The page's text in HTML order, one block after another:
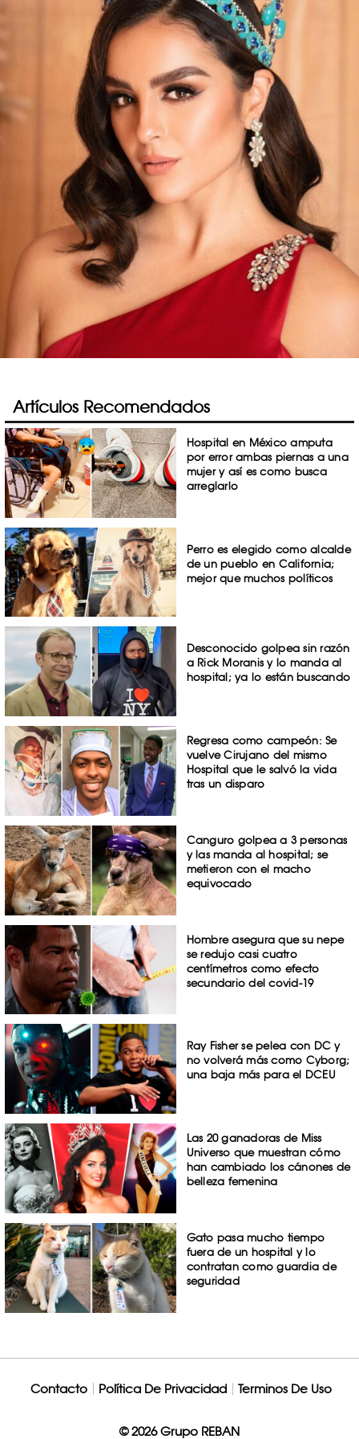
Artículos Recomendados
Hospital en México amputa
por error ambas piernas a una
mujer y así es como busca
arreglarlo
Perro es elegido como alcalde
de un pueblo en California;
mejor que muchos políticos
Desconocido golpea sin razón
a Rick Moranis y lo manda al
hospital; ya lo están buscando
Regresa como campeón: Se
vuelve Cirujano del mismo
Hospital que le salvó la vida
tras un disparo
Canguro golpea a 3 personas
y las manda al hospital; se
metieron con el macho
equivocado
Hombre asegura que su nepe
se redujo casi cuatro
centímetros como efecto
secundario del covid-19
Ray Fisher se pelea con DC y
no volverá más como Cyborg;
una baja más para el DCEU
Las 20 ganadoras de Miss
Universo que muestran cómo
han cambiado los cánones de
belleza femenina
Gato pasa mucho tiempo
fuera de un hospital y lo
contratan como guardia de
seguridad
Contacto Política De Privacidad Terminos De Uso
© 2026 Grupo REBAN